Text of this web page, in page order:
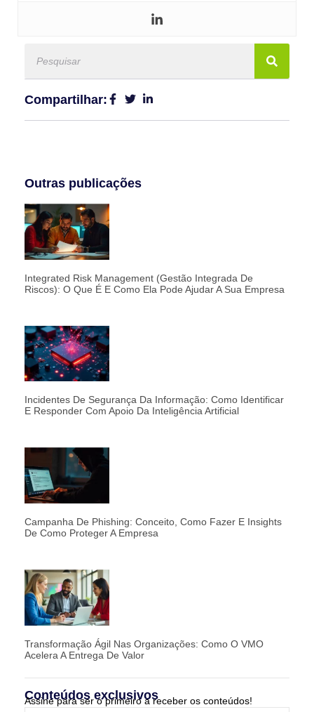
Compartilhar:
Outras publicações
Integrated Risk Management (Gestão Integrada De
Riscos): O Que É E Como Ela Pode Ajudar A Sua Empresa
Incidentes De Segurança Da Informação: Como Identificar
E Responder Com Apoio Da Inteligência Artificial
Campanha De Phishing: Conceito, Como Fazer E Insights
De Como Proteger A Empresa
Transformação Ágil Nas Organizações: Como O VMO
Acelera A Entrega De Valor
Conteúdos exclusivos
Assine para ser o primeiro a receber os conteúdos!